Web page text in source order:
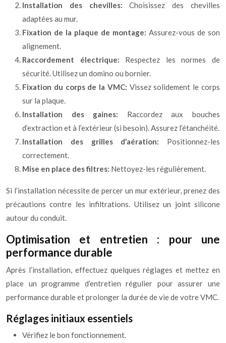
Installation des chevilles:Choisissez des chevilles
adaptées au mur.
Fixation de la plaque de montage: Assurez-vous de son
alignement.
Raccordement électrique: Respectez les normes de
sécurité. Utilisez un domino ou bornier.
Fixation du corps de la VMC: Vissez solidement le corps
sur la plaque.
Installation des gaines: Raccordez aux bouches
d’extraction et à l’extérieur (si besoin). Assurez l’étanchéité.
Installation des grilles d’aération: Positionnez-les
correctement.
Mise en place des filtres: Nettoyez-les régulièrement.
Si l’installation nécessite de percer un mur extérieur, prenez des
précautions contre les infiltrations. Utilisez un joint silicone
autour du conduit.
Optimisation et entretien : pour une
performance durable
Après l’installation, effectuez quelques réglages et mettez en
place un programme d’entretien régulier pour assurer une
performance durable et prolonger la durée de vie de votre VMC.
Réglages initiaux essentiels
Vérifiez le bon fonctionnement.